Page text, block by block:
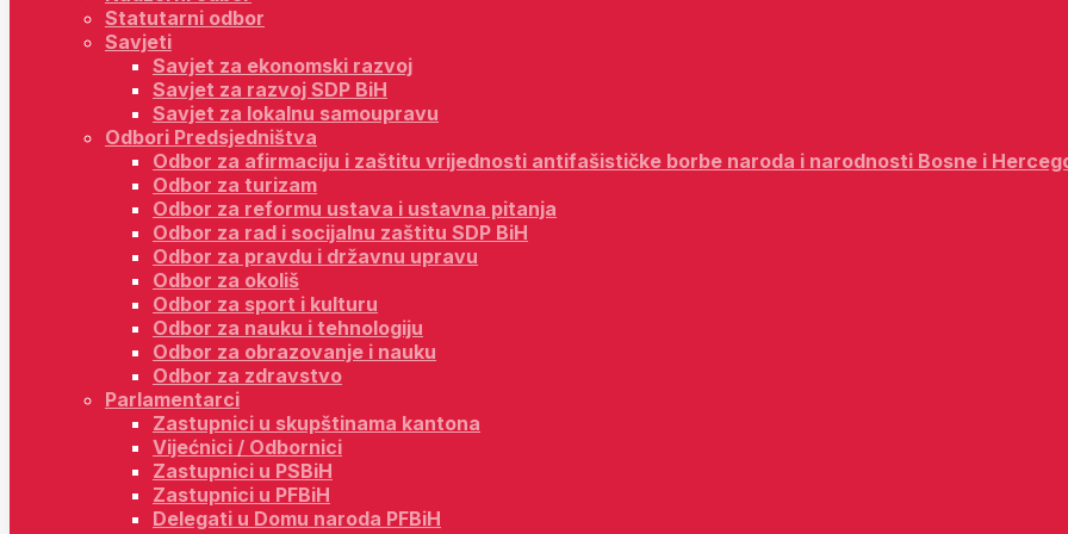
Statutarni odbor
Savjeti
Savjet za ekonomski razvoj
Savjet za razvoj SDP BiH
Savjet za lokalnu samoupravu
Odbori Predsjedništva
Odbor za afirmaciju i zaštitu vrijednosti antifašističke borbe naroda i narodnosti Bosne i
Odbor za turizam
Odbor za reformu ustava i ustavna pitanja
Odbor za rad i socijalnu zaštitu SDP BiH
Odbor za pravdu i državnu upravu
Odbor za okoliš
Odbor za sport i kulturu
Odbor za nauku i tehnologiju
Odbor za obrazovanje i nauku
Odbor za zdravstvo
Parlamentarci
Zastupnici u skupštinama kantona
Vijećnici / Odbornici
Zastupnici u PSBiH
Zastupnici u PFBiH
Delegati u Domu naroda PFBiH